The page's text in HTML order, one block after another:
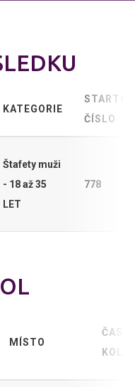
KATEGORIE
ČÍSLO
Štafety muži
- 18 až 35
LET
778
MÍSTO
ČAS
KOLA